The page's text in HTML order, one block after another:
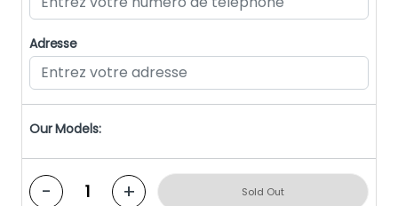
Adresse
Our Models:
- + Sold Out